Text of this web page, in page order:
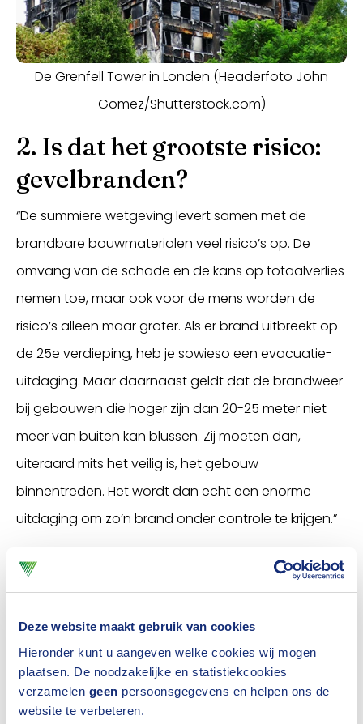
Deze website maakt gebruik van cookies
Hieronder kunt u aangeven welke cookies wij mogen
plaatsen. De noodzakelijke en statistiekcookies
verzamelen geen persoonsgegevens en helpen ons de
website te verbeteren.
De Grenfell Tower in Londen (Headerfoto John
Gomez/Shutterstock.com)
2. Is dat het grootste risico:
gevelbranden?
“De summiere wetgeving levert samen met de
brandbare bouwmaterialen veel risico’s op. De
omvang van de schade en de kans op totaalverlies
nemen toe, maar ook voor de mens worden de
risico’s alleen maar groter. Als er brand uitbreekt op
de 25e verdieping, heb je sowieso een evacuatie-
uitdaging. Maar daarnaast geldt dat de brandweer
bij gebouwen die hoger zijn dan 20-25 meter niet
meer van buiten kan blussen. Zij moeten dan,
uiteraard mits het veilig is, het gebouw
binnentreden. Het wordt dan echt een enorme
uitdaging om zo’n brand onder controle te krijgen.”
3. Zit de verduurzaming de
(brand)veiligheid in de weg?
“Zo zou ik het niet willen zeggen. De verduurzaming
moeten we niet stoppen. Dat gaat ook niet. Het
probleem is dat de regelgeving nog is gestoeld op
gevels van beton en steen, terwijl we in de praktijk